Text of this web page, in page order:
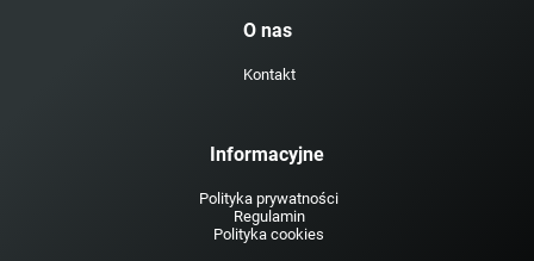
O nas
Kontakt
Informacyjne
Polityka prywatności
Regulamin
Polityka cookies